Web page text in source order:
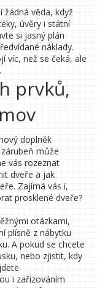
žádná věda, když
úvěry i státní
si jasný plán
náklady.
víc, než se čeká, ale
prvků,
doplněk
může
vás rozeznat
dveře a jak
Zajímá vás i,
prosklené dveře?
otázkami,
plísně z nábytku
A pokud se chcete
nebo zjistit, kdy
i zařizováním